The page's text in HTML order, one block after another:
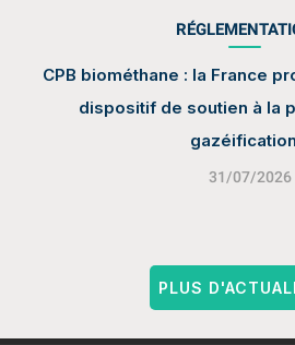
CPB biométhane : la France
dispositif de soutien à la
gazéification
31/07/2026
PLUS